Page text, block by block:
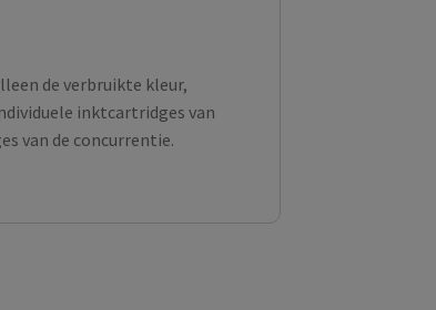
de verbruikte kleur,
inktcartridges van
van de concurrentie.